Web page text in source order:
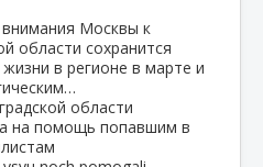
в регионе в марте и
области
на помощь попавшим в